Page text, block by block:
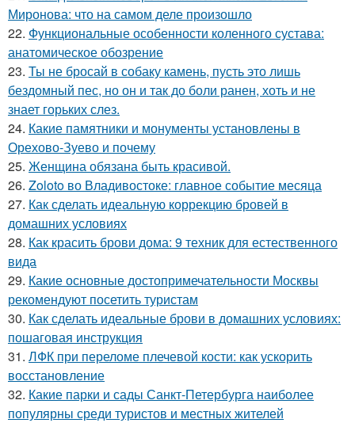
Миронова: что на самом деле произошло
22. Функциональные особенности коленного сустава:
анатомическое обозрение
23. Ты не бросай в собаку камень, пусть это лишь
бездомный пес, но он и так до боли ранен, хоть и не
знает горьких слез.
24. Какие памятники и монументы установлены в
Орехово-Зуево и почему
25. Женщина обязана быть красивой.
26. Zoloto во Владивостоке: главное событие месяца
27. Как сделать идеальную коррекцию бровей в
домашних условиях
28. Как красить брови дома: 9 техник для естественного
вида
29. Какие основные достопримечательности Москвы
рекомендуют посетить туристам
30. Как сделать идеальные брови в домашних условиях:
пошаговая инструкция
31. ЛФК при переломе плечевой кости: как ускорить
восстановление
32. Какие парки и сады Санкт-Петербурга наиболее
популярны среди туристов и местных жителей